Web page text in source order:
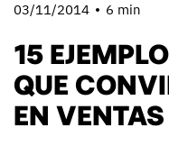
03/11/2014 6 min
15
QUE
EN VENTAS